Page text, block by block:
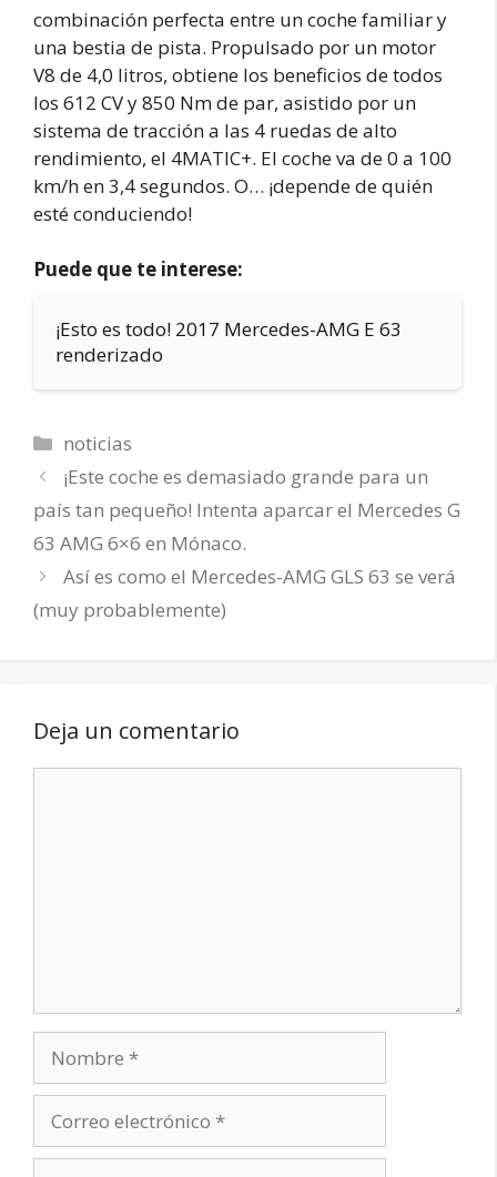
combinación perfecta entre un coche familiar y
una bestia de pista. Propulsado por un motor
V8 de 4,0 litros, obtiene los beneficios de todos
los 612 CV y 850 Nm de par, asistido por un
sistema de tracción a las 4 ruedas de alto
rendimiento, el 4MATIC+. El coche va de 0 a 100
km/h en 3,4 segundos. O… ¡depende de quién
esté conduciendo!
Puede que te interese:
¡Esto es todo! 2017 Mercedes-AMG E 63
renderizado
Categorías
noticias
¡Este coche es demasiado grande para un
país tan pequeño! Intenta aparcar el Mercedes G
63 AMG 6×6 en Mónaco.
Así es como el Mercedes-AMG GLS 63 se verá
(muy probablemente)
Deja un comentario
electrónico